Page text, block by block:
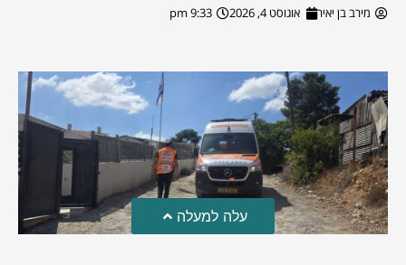
מירב בן יאיר אוגוסט 4, 2026 9:33 pm
עלה למעלה